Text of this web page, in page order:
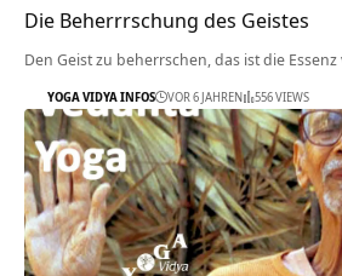
Die Beherrrschung des Geistes
Den Geist zu beherrschen, das ist die Essenz
YOGA VIDYA INFOS VOR 6 JAHREN 556 VIEWS